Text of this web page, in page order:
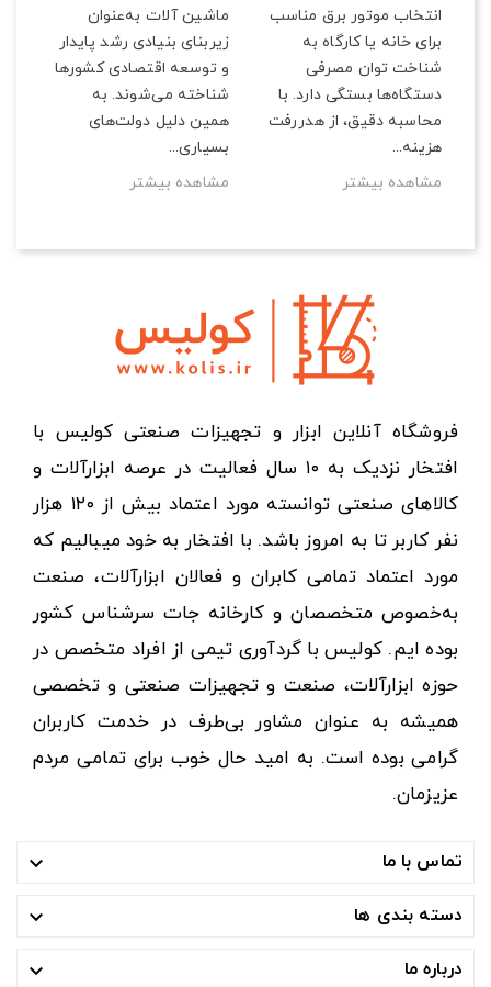
ماشین آلات به‌عنوان
زیربنای بنیادی رشد پایدار
و توسعه اقتصادی کشورها
شناخته می‌شوند. به
همین دلیل دولت‌های
بسیاری...
مشاهده بیشتر
انتخاب موتور برق مناسب
برای خانه یا کارگاه به
شناخت توان مصرفی
دستگاه‌ها بستگی دارد. با
محاسبه دقیق، از هدررفت
هزینه...
مشاهده بیشتر
فروشگاه آنلاین ابزار و تجهیزات صنعتی کولیس با
افتخار نزدیک به ۱۰ سال فعالیت در عرصه ابزارآلات و
کالاهای صنعتی توانسته مورد اعتماد بیش از ۱۲۰ هزار
نفر کاربر تا به امروز باشد. با افتخار به خود میبالیم که
مورد اعتماد تمامی کابران و فعالان ابزارآلات، صنعت
به‌خصوص متخصصان و کارخانه جات سرشناس کشور
بوده ایم. کولیس با گردآوری تیمی از افراد متخصص در
حوزه ابزارآلات، صنعت و تجهیزات صنعتی و تخصصی
همیشه به عنوان مشاور بی‌طرف در خدمت کاربران
گرامی بوده است. به امید حال خوب برای تمامی مردم
عزیزمان.
تماس با ما 
دسته بندی ها 
درباره ما 